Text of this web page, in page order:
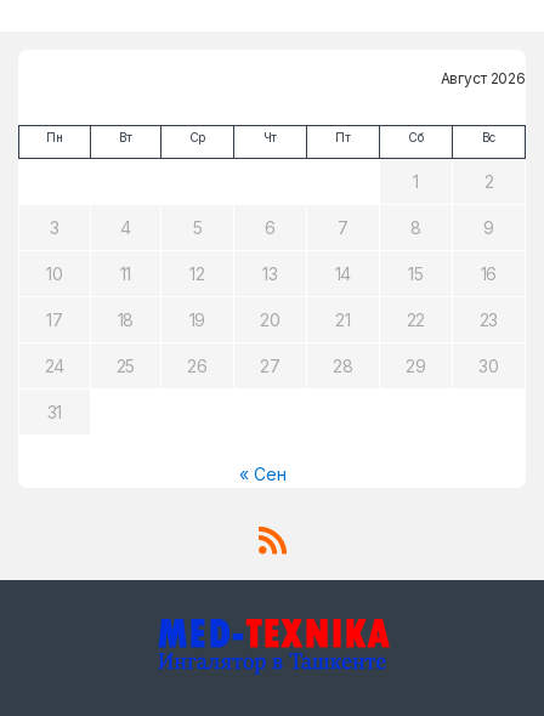
Август 2026
Пн Вт Ср Чт Пт Сб Вс
1 2
3 4 5 6 7 8 9
10 11 12 13 14 15 16
17 18 19 20 21 22 23
24 25 26 27 28 29 30
31
« Сен